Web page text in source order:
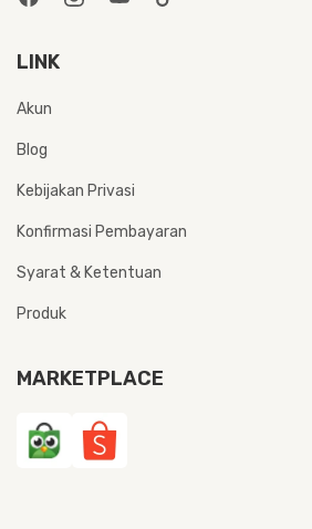
LINK
Akun
Blog
Kebijakan Privasi
Konfirmasi Pembayaran
Syarat & Ketentuan
Produk
MARKETPLACE